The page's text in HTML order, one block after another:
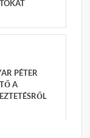
PÉTER
A